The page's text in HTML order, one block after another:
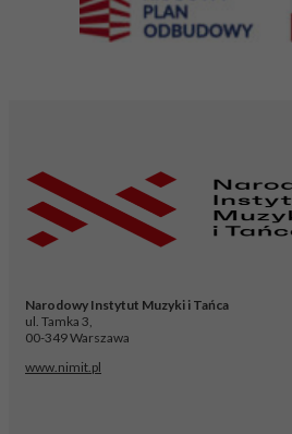
Narodowy Instytut Muzyki i Tańca
ul. Tamka 3,
00-349 Warszawa
www.nimit.pl